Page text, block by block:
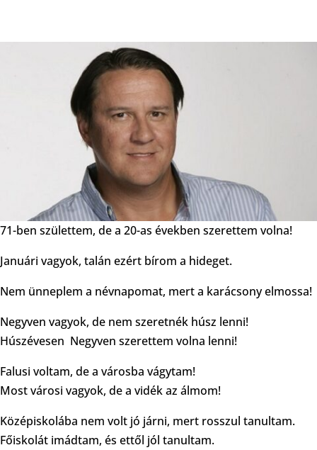
71-ben születtem, de a 20-as években szerettem volna!
Januári vagyok, talán ezért bírom a hideget.
Nem ünneplem a névnapomat, mert a karácsony elmossa!
Negyven vagyok, de nem szeretnék húsz lenni!
Húszévesen Negyven szerettem volna lenni!
Falusi voltam, de a városba vágytam!
Most városi vagyok, de a vidék az álmom!
Középiskolába nem volt jó járni, mert rosszul tanultam.
Főiskolát imádtam, és ettől jól tanultam.